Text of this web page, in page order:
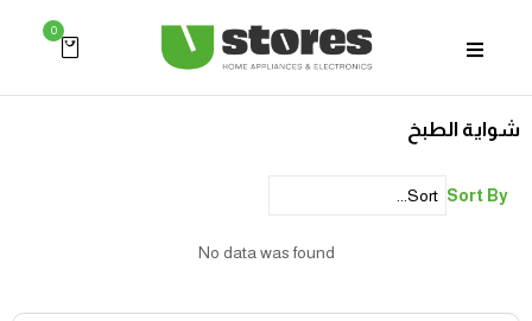
0
شواية الطبخ
Sort By
No data was found